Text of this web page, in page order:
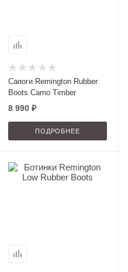
Сапоги Remington Rubber
Boots Camo Timber
8 990 ₽
ПОДРОБНЕЕ